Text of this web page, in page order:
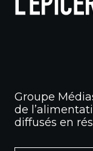
Groupe
de
diffusés en